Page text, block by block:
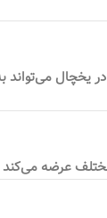
می‌کند تا